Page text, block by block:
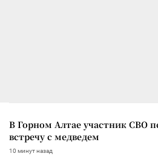
В Горном Алтае участник СВО
встречу с медведем
10 минут назад